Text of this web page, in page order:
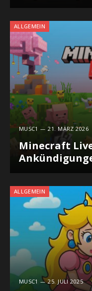
ALLGEMEIN
MUSC1 21. MÄRZ 2026
Minecraft
ALLGEMEIN
MUSC1 25. JULI 2025